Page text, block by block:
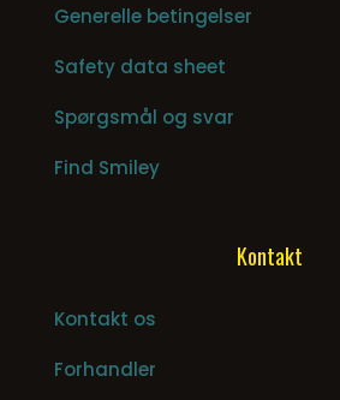
Generelle betingelser
Safety data sheet
Spørgsmål og svar
Find Smiley
Kontakt
Kontakt os
Forhandler